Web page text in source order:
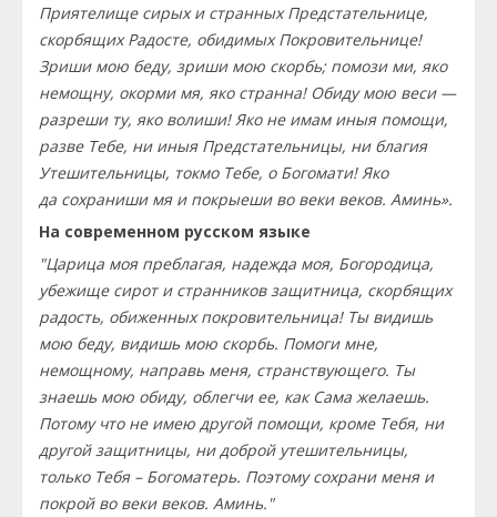
Приятелище сирых и странных Предстательнице,
скорбящих Радосте, обидимых Покровительнице!
Зриши мою беду, зриши мою скорбь; помози ми, яко
немощну, окорми мя, яко странна! Обиду мою веси —
разреши ту, яко волиши! Яко не имам иныя помощи,
разве Тебе, ни иныя Предстательницы, ни благия
Утешительницы, токмо Тебе, о Богомати! Яко
да сохраниши мя и покрыеши во веки веков. Аминь».
На современном русском языке
"Царица моя преблагая, надежда моя, Богородица,
убежище сирот и странников защитница, скорбящих
радость, обиженных покровительница! Ты видишь
мою беду, видишь мою скорбь. Помоги мне,
немощному, направь меня, странствующего. Ты
знаешь мою обиду, облегчи ее, как Сама желаешь.
Потому что не имею другой помощи, кроме Тебя, ни
другой защитницы, ни доброй утешительницы,
только Тебя – Богоматерь. Поэтому сохрани меня и
покрой во веки веков. Аминь."